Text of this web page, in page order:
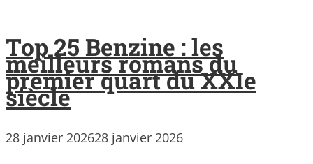
Top 25 Benzine : les
meilleurs romans du
premier quart du XXIe
siècle
28 janvier 202628 janvier 2026